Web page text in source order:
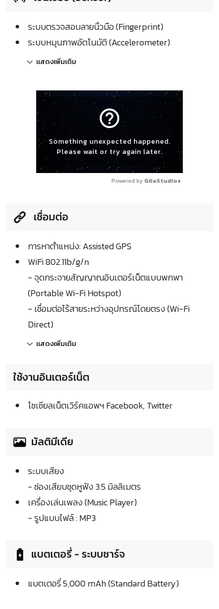
ระบบตรวจสอบลายนิ้วมือ (Fingerprint)
ระบบหมุนภาพอัตโนมัติ (Accelerometer)
แสดงเพิ่มเติม
help_outline
Something unexpected happened.
Please wait or try again later.
Powered by GliaStudios
เชื่อมต่อ
การหาตำแหน่ง: Assisted GPS
WiFi 802.11b/g/n
- จุดกระจายสัญญาณอินเตอร์เน็ตแบบพกพา
(Portable Wi-Fi Hotspot)
- เชื่อมต่อไร้สายระหว่างอุปกรณ์โดยตรง (Wi-Fi
Direct)
แสดงเพิ่มเติม
ใช้งานอินเตอร์เน็ต
โซเชียลเน็ตเวิร์คแอพฯ Facebook, Twitter
มัลติมีเดีย
ระบบเสียง
- ช่องเสียบชุดหูฟัง 3.5 มิลลิเมตร
เครื่องเล่นเพลง (Music Player)
- รูปแบบไฟล์ : MP3
แบตเตอรี่ - ระบบชาร์จ
แบตเตอรี่ 5,000 mAh (Standard Battery)